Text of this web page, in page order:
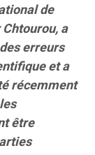
de
a
erreurs
et a
récemment
être